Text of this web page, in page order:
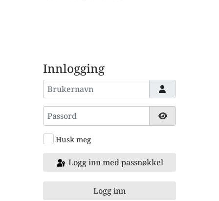
Innlogging
Brukernavn
Passord Vis passord
Husk meg
Logg inn med passnøkkel
Logg inn